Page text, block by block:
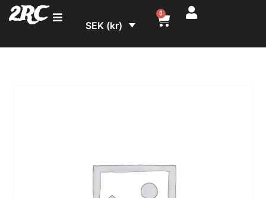
2RC SEK (kr)
0